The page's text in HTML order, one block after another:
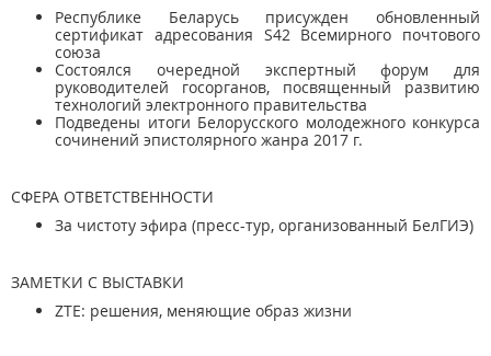
Республике Беларусь присужден обновленный
сертификат адресования S42 Всемирного почтового
союза
Состоялся очередной экспертный форум для
руководителей госорганов, посвященный развитию
технологий электронного правительства
Подведены итоги Белорусского молодежного конкурса
сочинений эпистолярного жанра 2017 г.
СФЕРА ОТВЕТСТВЕННОСТИ
За чистоту эфира (пресс-тур, организованный БелГИЭ)
ЗАМЕТКИ С ВЫСТАВКИ
ZTE: решения, меняющие образ жизни